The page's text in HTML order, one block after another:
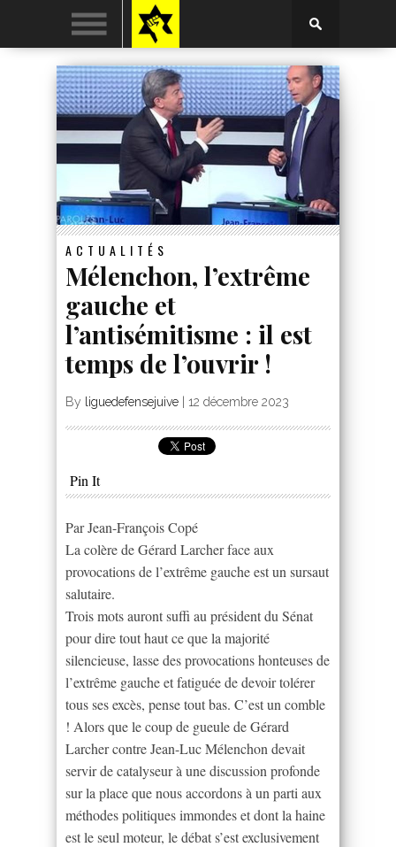
ACTUALITÉS
Mélenchon, l’extrême
gauche et
l’antisémitisme : il est
temps de l’ouvrir !
By liguedefensejuive 12 décembre 2023
Pin It
Par Jean-François Copé
La colère de Gérard Larcher face aux
provocations de l’extrême gauche est un sursaut
salutaire.
Trois mots auront suffi au président du Sénat
pour dire tout haut ce que la majorité
silencieuse, lasse des provocations honteuses de
l’extrême gauche et fatiguée de devoir tolérer
tous ses excès, pense tout bas. C’est un comble
! Alors que le coup de gueule de Gérard
Larcher contre Jean-Luc Mélenchon devait
servir de catalyseur à une discussion profonde
sur la place que nous accordons à un parti aux
méthodes politiques immondes et dont la haine
est le seul moteur, le débat s’est exclusivement